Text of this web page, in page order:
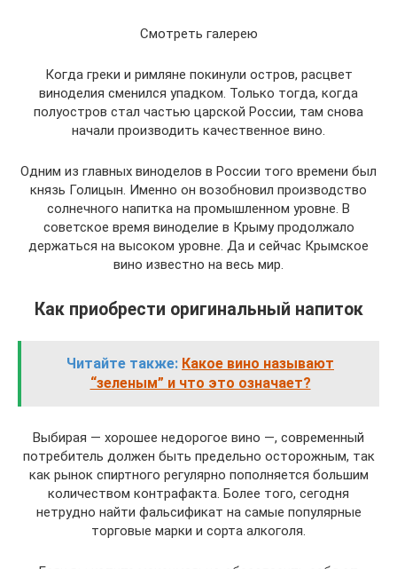
Смотреть галерею
Когда греки и римляне покинули остров, расцвет
виноделия сменился упадком. Только тогда, когда
полуостров стал частью царской России, там снова
начали производить качественное вино.
Одним из главных виноделов в России того времени был
князь Голицын. Именно он возобновил производство
солнечного напитка на промышленном уровне. В
советское время виноделие в Крыму продолжало
держаться на высоком уровне. Да и сейчас Крымское
вино известно на весь мир.
Как приобрести оригинальный напиток
Читайте также: Какое вино называют
“зеленым” и что это означает?
Выбирая — хорошее недорогое вино —, современный
потребитель должен быть предельно осторожным, так
как рынок спиртного регулярно пополняется большим
количеством контрафакта. Более того, сегодня
нетрудно найти фальсификат на самые популярные
торговые марки и сорта алкоголя.